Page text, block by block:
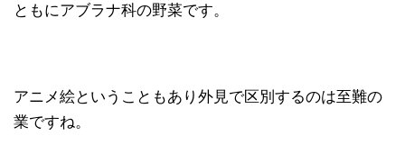
ともにアブラナ科の野菜です。
アニメ絵ということもあり外見で区別するのは至難の
業ですね。